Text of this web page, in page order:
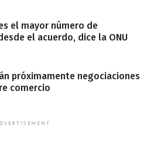
el mayor número de
el acuerdo, dice la ONU
próximamente negociaciones
comercio